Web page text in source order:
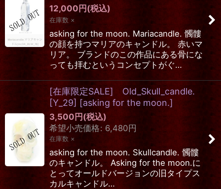
12,000円(税込)
在庫数 ×
asking for the moon. Mariacandle. 髑髏
の顔を持つマリアのキャンドル。 赤いマ
リア。 ブランドのこの作品にある骨にな
っても拝むというコンセプトがぐ…
[在庫限定SALE] Old_Skull_candle.
[Y_29] [asking for the moon.]
3,500円(税込)
希望小売価格: 6,480円
在庫数 ×
asking for the moon. Skullcandle. 髑髏
のキャンドル。 Asking for the moon.に
とってオールドバージョンの旧タイプス
カルキャンドル…